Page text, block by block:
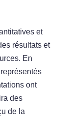
et
résultats et
En
ont
des
de la